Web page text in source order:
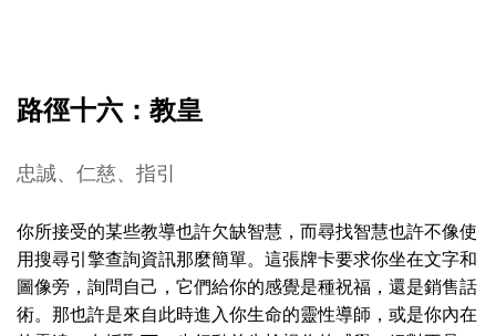
路徑十六：教皇
忠誠、仁慈、指引
你所接受的某些教導也許欠缺智慧，而尋找智慧也許不像使
用搜尋引擎查詢資訊那麼簡單。這張牌卡要求你坐在文字和
圖像旁，詢問自己，它們給你的感覺是種祝福，還是銷售話
術。那也許是來自此時進入你生命的靈性導師，或是你內在